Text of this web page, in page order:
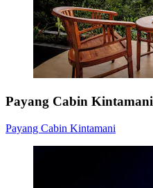
Payang Cabin Kintamani
Payang Cabin Kintamani